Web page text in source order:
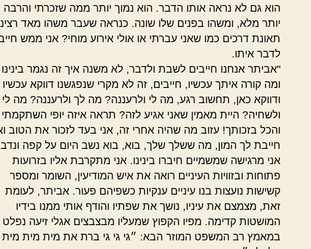
הוא גם לא נראה אותו הדבר. הוא נמוך יותר ממה שזכרתי והרבה
יותר מלא, ומשהו בפנים שלו שונה. כנראה שעבר משהו מאד
תאונת דרכים כמו שאני עברתי או אולי אירוע מוחי? אני ממש
לדבר איתו.
"אביתר אנחנו חייבים לשבת ולדבר, לא משנה איך זה נגמר בינינו
ומה קורה איתך עכשיו, חייבים, זה לא מקרי שנפגשנו דווקא עכשיו
ודווקא כאן, תחשוב רגע, מה לי ולרעננה? מה לך ולרעננה? מה לי
ולשחיה? היית מאמין שאני אגיע לזה? תראה איזה יופי השתקמתי
והכל בזכותך! עזוב מה שהיה אחרי זה, אני בעד לזכור את הטוב
חייבת לך המון, מה ששלך שלך, בוא, בוא נשב היום על קפה
אני מרגישה שמשמיים חיברו בינינו. אני מתקרבת אליו בזרועות
פתוחות ובזוויות העיניים רואה את איש המודיעין, השומר ומספר
קשישות נועצות בנו עיניים ענקיות כשפיהם פעור. אביתר, לעומת
זאת, מצמצם את עיניו, נושך את שפתיו והודף אותי ממנו בידיו
המושטות קדימה. מפיו הקפוץ שמעליו מבצבצים אגלי זיעה נפלט
במאמץ רב המשפט המוזר הבא: ״גי גי גי ברת את מית מית מית